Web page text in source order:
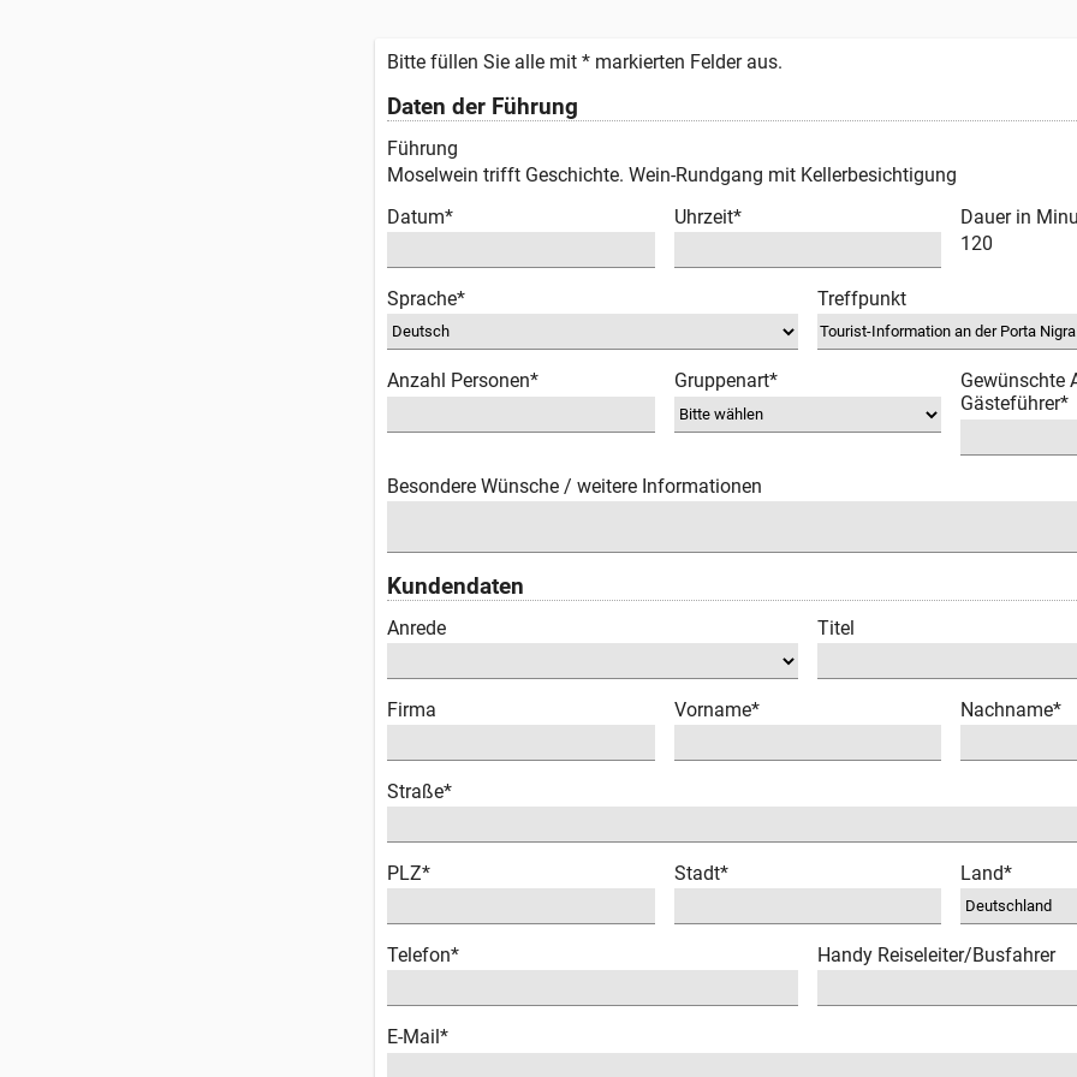
Bitte füllen Sie alle mit * markierten Felder aus.
Daten der Führung
Führung
Moselwein trifft Geschichte. Wein-Rundgang mit Kellerbesichtigung
Datum*
Uhrzeit*
Dauer in
120
Sprache* Treffpunkt
Anzahl Personen* Gruppenart*
Gewünschte
Gästeführer*
Besondere Wünsche / weitere Informationen
Kundendaten
Anrede Titel
Firma Vorname* Nachname*
Straße*
PLZ* Stadt* Land*
Telefon* Handy Reiseleiter/Busfahrer
E-Mail*